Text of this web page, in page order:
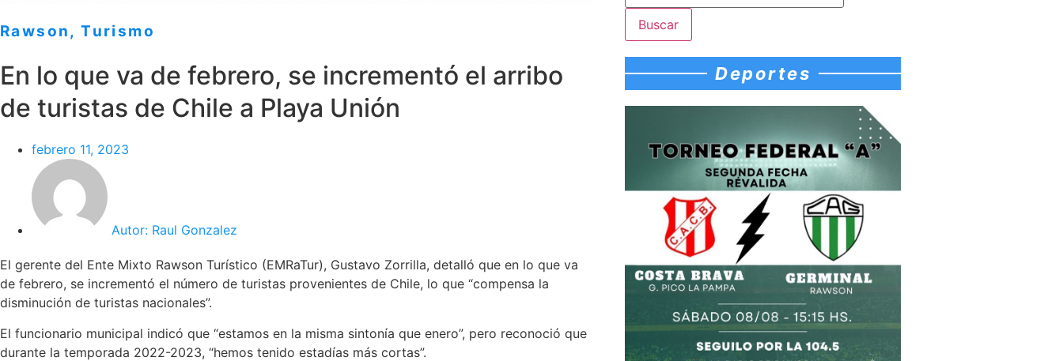
Rawson,Turismo
En lo que va de febrero, se incrementó el arribo
de turistas de Chile a Playa Unión
febrero 11, 2023
Autor: Raul Gonzalez
El gerente del Ente Mixto Rawson Turístico (EMRaTur), Gustavo Zorrilla, detalló que en lo que va
de febrero, se incrementó el número de turistas provenientes de Chile, lo que “compensa la
disminución de turistas nacionales”.
El funcionario municipal indicó que “estamos en la misma sintonía que enero”, pero reconoció que
durante la temporada 2022-2023, “hemos tenido estadías más cortas”.
Deportes